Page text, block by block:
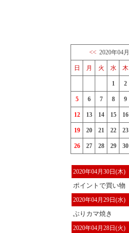
<< 2020年04月
日 月 火 水 木
1 2
5 6 7 8 9
12 13 14 15 16
19 20 21 22 23
26 27 28 29 30
2020年04月30日(木)
ポイントで買い物
2020年04月29日(水)
ぶりカマ焼き
2020年04月28日(火)